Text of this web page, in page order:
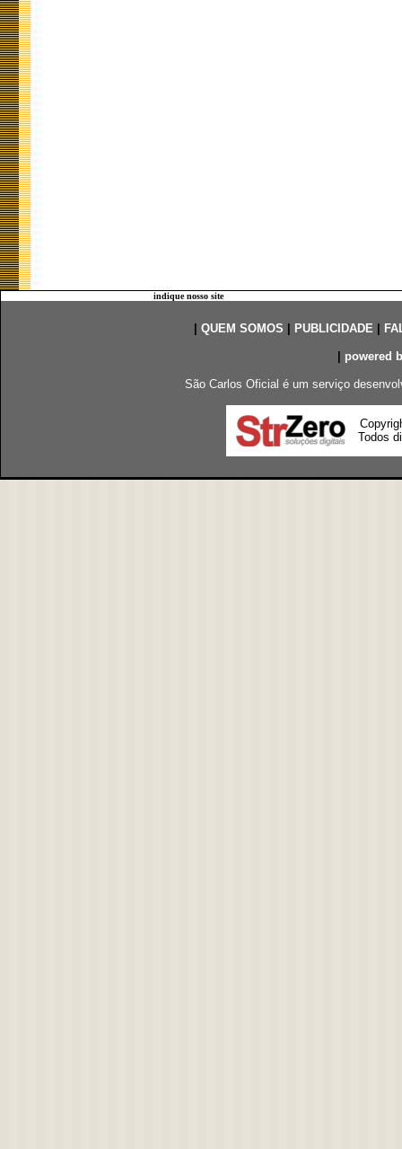
indique nosso site
QUEM SOMOS PUBLICIDADE|
powered
São Carlos Oficial é um serviço
Todos